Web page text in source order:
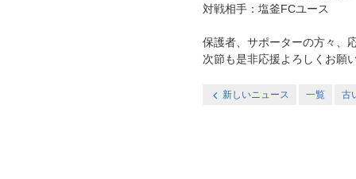
対戦相手：塩釜FCユース
保護者、サポーターの方々、
次節も是非応援よろしくお願
新しいニュース 一覧 古